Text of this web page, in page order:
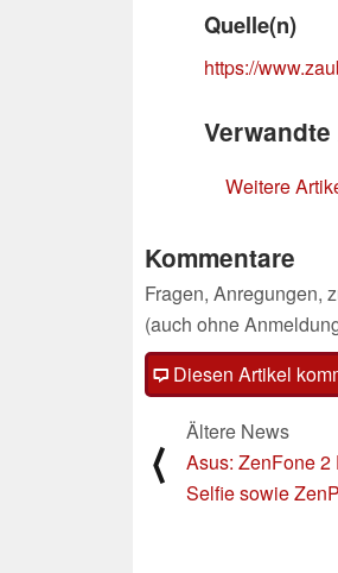
Quelle(n)
https://
Weitere
Kommentare
Fragen, Anregungen,
(auch ohne
Diesen Artikel
⟨
Ältere News
Asus: ZenFone 2
Selfie sowie